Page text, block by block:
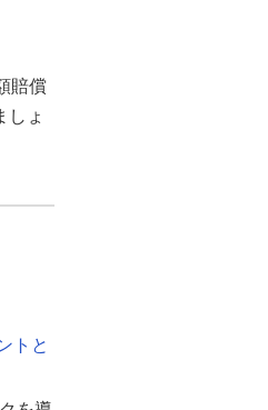
賠償
しょ
トと